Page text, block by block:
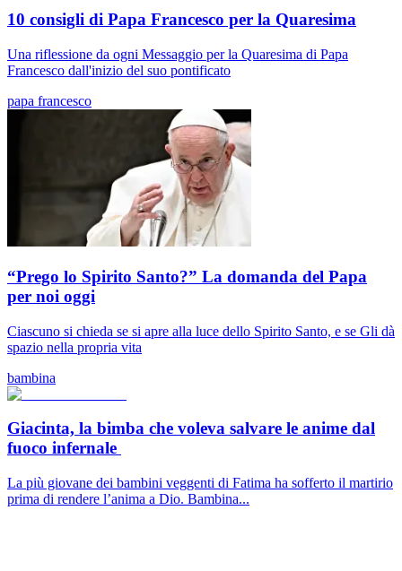
10 consigli di Papa Francesco per la Quaresima
Una riflessione da ogni Messaggio per la Quaresima di Papa
Francesco dall'inizio del suo pontificato
papa francesco
“Prego lo Spirito Santo?” La domanda del Papa
per noi oggi
Ciascuno si chieda se si apre alla luce dello Spirito Santo, e se Gli dà
spazio nella propria vita
bambina
Giacinta, la bimba che voleva salvare le anime dal
fuoco infernale
La più giovane dei bambini veggenti di Fatima ha sofferto il martirio
prima di rendere l’anima a Dio. Bambina...